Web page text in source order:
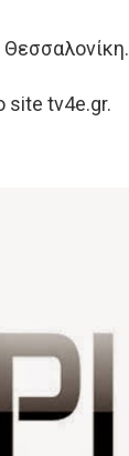
site tv4e.gr.